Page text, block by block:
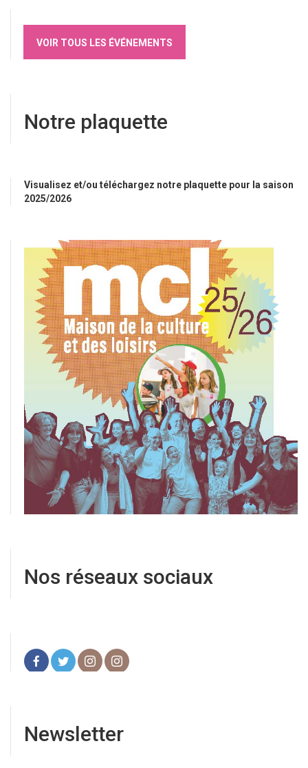
VOIR TOUS LES ÉVÉNEMENTS
Notre plaquette
Visualisez et/ou téléchargez notre plaquette pour la saison
2025/2026
Nos réseaux sociaux
Newsletter